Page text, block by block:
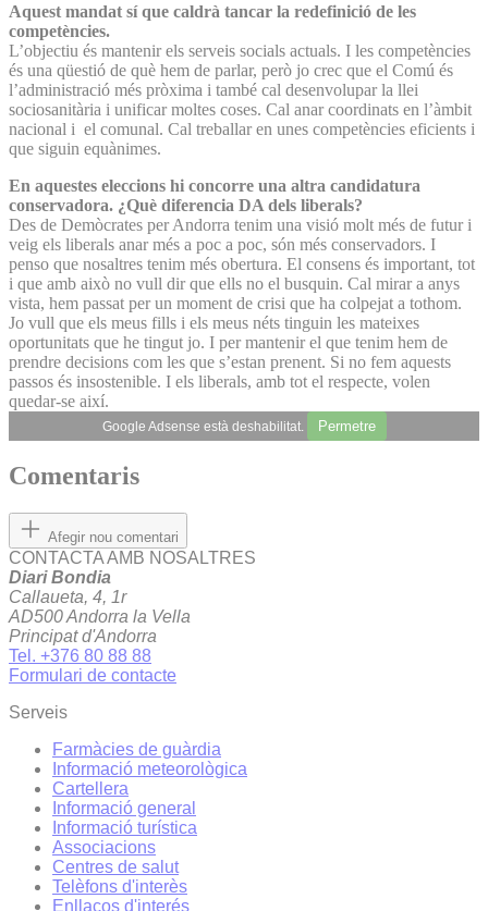
Aquest mandat sí que caldrà tancar la redefinició de les
competències.
L’objectiu és mantenir els serveis socials actuals. I les competències
és una qüestió de què hem de parlar, però jo crec que el Comú és
l’administració més pròxima i també cal desenvolupar la llei
sociosanitària i unificar moltes coses. Cal anar coordinats en l’àmbit
nacional i el comunal. Cal treballar en unes competències eficients i
que siguin equànimes.
En aquestes eleccions hi concorre una altra candidatura
conservadora. ¿Què diferencia DA dels liberals?
Des de Demòcrates per Andorra tenim una visió molt més de futur i
veig els liberals anar més a poc a poc, són més conservadors. I
penso que nosaltres tenim més obertura. El consens és important, tot
i que amb això no vull dir que ells no el busquin. Cal mirar a anys
vista, hem passat per un moment de crisi que ha colpejat a tothom.
Jo vull que els meus fills i els meus néts tinguin les mateixes
oportunitats que he tingut jo. I per mantenir el que tenim hem de
prendre decisions com les que s’estan prenent. Si no fem aquests
passos és insostenible. I els liberals, amb tot el respecte, volen
quedar-se així.
Google Adsense està deshabilitat. Permetre
Comentaris
Afegir nou comentari
CONTACTA AMB NOSALTRES
Diari Bondia
Callaueta, 4, 1r
AD500 Andorra la Vella
Principat d'Andorra
Tel. +376 80 88 88
Formulari de contacte
Serveis
Farmàcies de guàrdia
Informació meteorològica
Cartellera
Informació general
Informació turística
Associacions
Centres de salut
Telèfons d'interès
Enllaços d'interés